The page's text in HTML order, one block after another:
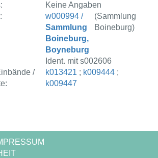
Keine Angaben
w000994 /
Sammlung
Boineburg,
Boyneburg
(Sammlung
Boineburg)
Ident. mit s002606
/
k013421 ; k009444 ;
k009447